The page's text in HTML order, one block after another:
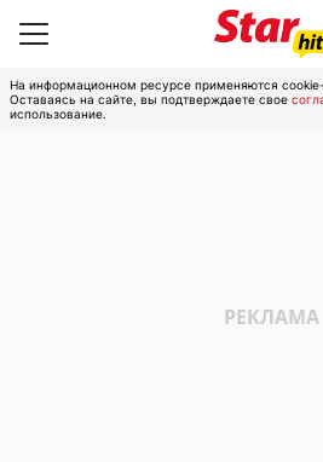
На информационном ресурсе применяются
Оставаясь на сайте, вы подтверждаете свое
использование.